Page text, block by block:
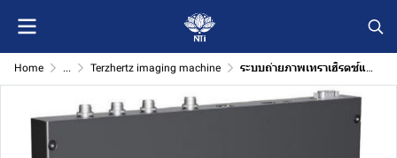
Home ... Terzhertz imaging machine ระบบถ่ายภาพเทราเฮิรตซ์แบบเรียลไทม์ FalconWave®-A/AH (Terahertz Real-Time Imaging System)